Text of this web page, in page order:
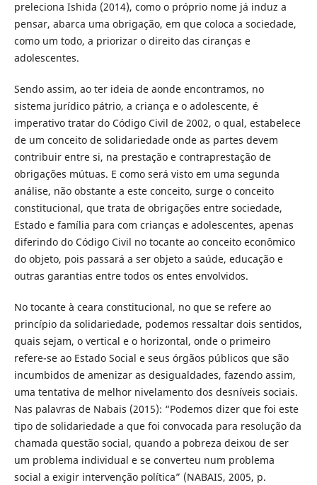
preleciona Ishida (2014), como o próprio nome já induz a
pensar, abarca uma obrigação, em que coloca a sociedade,
como um todo, a priorizar o direito das ciranças e
adolescentes.
Sendo assim, ao ter ideia de aonde encontramos, no
sistema jurídico pátrio, a criança e o adolescente, é
imperativo tratar do Código Civil de 2002, o qual, estabelece
de um conceito de solidariedade onde as partes devem
contribuir entre si, na prestação e contraprestação de
obrigações mútuas. E como será visto em uma segunda
análise, não obstante a este conceito, surge o conceito
constitucional, que trata de obrigações entre sociedade,
Estado e família para com crianças e adolescentes, apenas
diferindo do Código Civil no tocante ao conceito econômico
do objeto, pois passará a ser objeto a saúde, educação e
outras garantias entre todos os entes envolvidos.
No tocante à ceara constitucional, no que se refere ao
princípio da solidariedade, podemos ressaltar dois sentidos,
quais sejam, o vertical e o horizontal, onde o primeiro
refere-se ao Estado Social e seus órgãos públicos que são
incumbidos de amenizar as desigualdades, fazendo assim,
uma tentativa de melhor nivelamento dos desníveis sociais.
Nas palavras de Nabais (2015): “Podemos dizer que foi este
tipo de solidariedade a que foi convocada para resolução da
chamada questão social, quando a pobreza deixou de ser
um problema individual e se converteu num problema
social a exigir intervenção política” (NABAIS, 2005, p.